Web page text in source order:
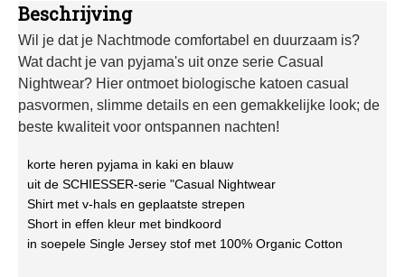
Beschrijving
Wil je dat je Nachtmode comfortabel en duurzaam is?
Wat dacht je van pyjama's uit onze serie Casual
Nightwear? Hier ontmoet biologische katoen casual
pasvormen, slimme details en een gemakkelijke look; de
beste kwaliteit voor ontspannen nachten!
korte heren pyjama in kaki en blauw
uit de SCHIESSER-serie "Casual Nightwear
Shirt met v-hals en geplaatste strepen
Short in effen kleur met bindkoord
in soepele Single Jersey stof met 100% Organic Cotton